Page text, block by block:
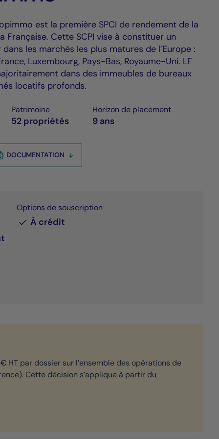
est la première SPCI de rendement de la
Française. Cette SCPI vise à constituer un
les marchés les plus matures de l’Europe :
Luxembourg, Pays-Bas, Royaume-Uni. LF
dans des immeubles de bureaux
locatifs profonds.
Patrimoine
52 propriétés
Horizon de placement
9 ans
DOCUMENTATION
Options de souscription
À crédit
HT par dossier sur l’ensemble des opérations de
Cette décision s’applique à partir du